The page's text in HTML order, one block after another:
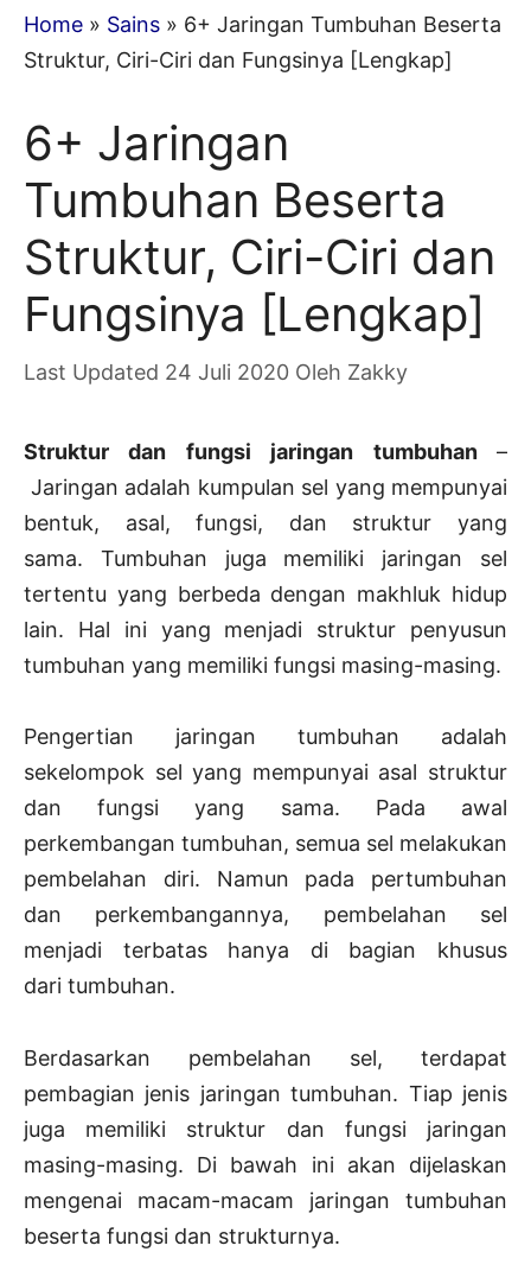
Home » Sains » 6+ Jaringan Tumbuhan Beserta
Struktur, Ciri-Ciri dan Fungsinya [Lengkap]
6+ Jaringan
Tumbuhan Beserta
Struktur, Ciri-Ciri dan
Fungsinya [Lengkap]
24 Juli 2020 Oleh Zakky
Struktur dan fungsi jaringan tumbuhan –
Jaringan adalah kumpulan sel yang mempunyai
bentuk, asal, fungsi, dan struktur yang
sama. Tumbuhan juga memiliki jaringan sel
tertentu yang berbeda dengan makhluk hidup
lain. Hal ini yang menjadi struktur penyusun
tumbuhan yang memiliki fungsi masing-masing.
Pengertian jaringan tumbuhan adalah
sekelompok sel yang mempunyai asal struktur
dan fungsi yang sama. Pada awal
perkembangan tumbuhan, semua sel melakukan
pembelahan diri. Namun pada pertumbuhan
dan perkembangannya, pembelahan sel
menjadi terbatas hanya di bagian khusus
dari tumbuhan.
Berdasarkan pembelahan sel, terdapat
pembagian jenis jaringan tumbuhan. Tiap jenis
juga memiliki struktur dan fungsi jaringan
masing-masing. Di bawah ini akan dijelaskan
mengenai macam-macam jaringan tumbuhan
beserta fungsi dan strukturnya.